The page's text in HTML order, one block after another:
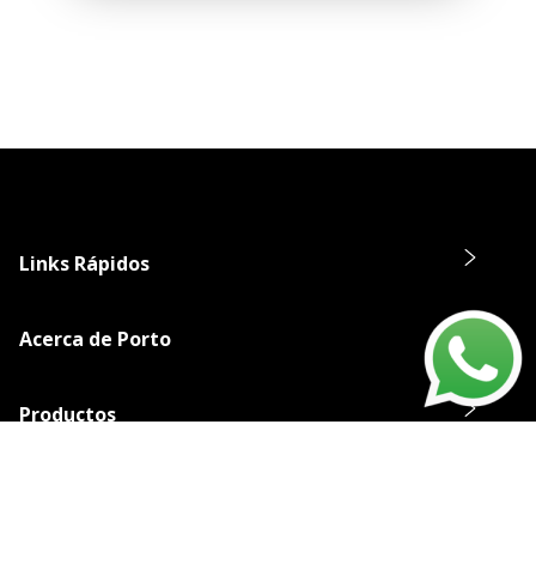
Links Rápidos
Acerca de Porto
Productos